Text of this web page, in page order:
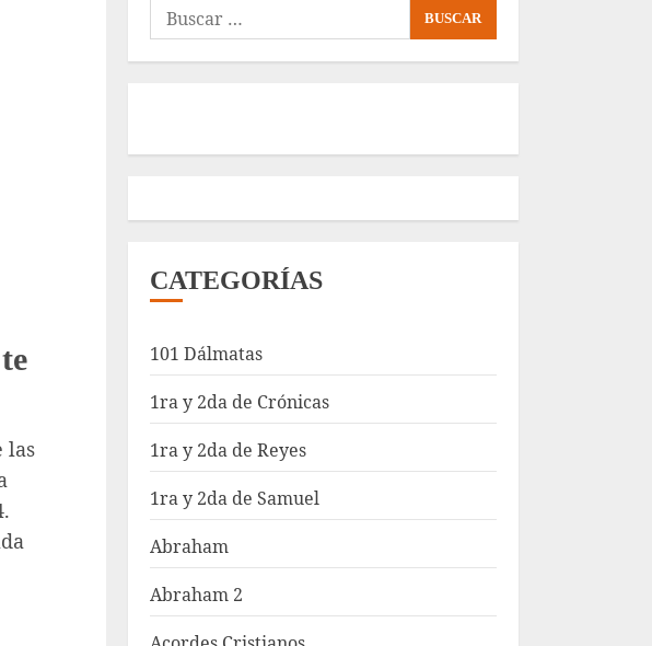
las
Buscar:
CATEGORÍAS
101 Dálmatas
1ra y 2da de Crónicas
1ra y 2da de Reyes
1ra y 2da de Samuel
Abraham
Abraham 2